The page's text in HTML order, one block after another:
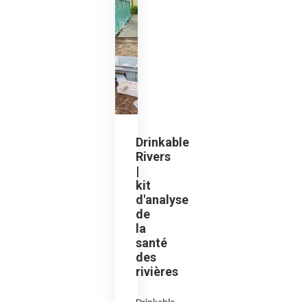
Drinkable
Rivers
|
kit
d'analyse
de
la
santé
des
rivières